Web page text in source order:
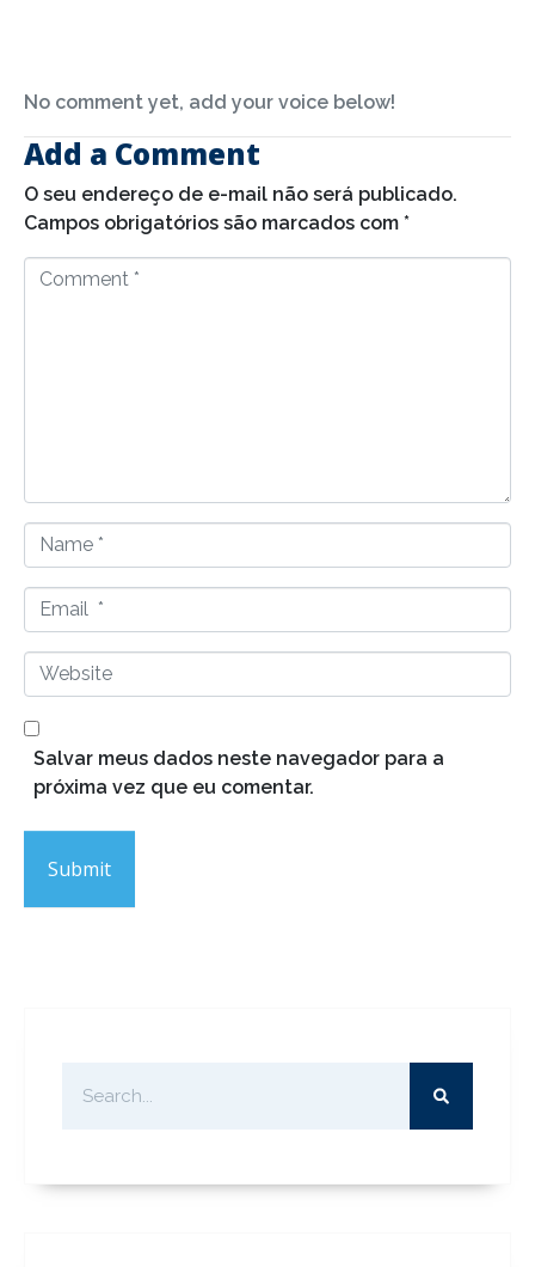
No comment yet, add your voice below!
Add a Comment
O seu endereço de e-mail não será publicado.
Campos obrigatórios são marcados com *
a
m
*
m
a
*
W
e
b
e
Salvar meus dados neste navegador para a
próxima vez que eu comentar.
Submit